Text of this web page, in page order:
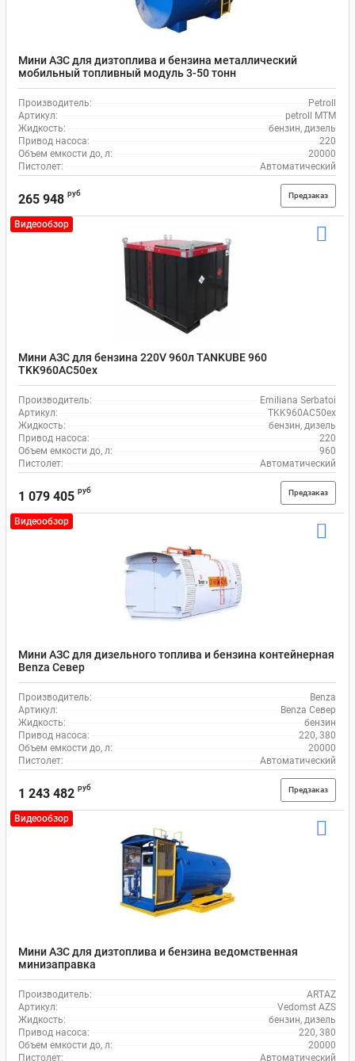
Мини АЗС для дизтоплива и бензина металлический
мобильный топливный модуль 3-50 тонн
Производитель:
Petroll
Артикул:
petroll МТМ
Жидкость:
бензин, дизель
Привод насоса:
220
Объем емкости до, л:
20000
Пистолет:
Автоматический
265 948 руб Предзаказ
Видеообзор
Мини АЗС для бензина 220V 960л TANKUBE 960
TKK960AC50ex
Производитель:
Emiliana Serbatoi
Артикул:
TKK960AC50ex
Жидкость:
бензин, дизель
Привод насоса:
220
Объем емкости до, л:
960
Пистолет:
Автоматический
1 079 405 руб Предзаказ
Видеообзор
Мини АЗС для дизельного топлива и бензина контейнерная
Benza Север
Производитель:
Benza
Артикул:
Benza Север
Жидкость:
бензин
Привод насоса:
220, 380
Объем емкости до, л:
20000
Пистолет:
Автоматический
1 243 482 руб Предзаказ
Видеообзор
Мини АЗС для дизтоплива и бензина ведомственная
минизаправка
Производитель:
ARTAZ
Артикул:
Vedomst AZS
Жидкость:
бензин, дизель
Привод насоса:
220, 380
Объем емкости до, л:
20000
Пистолет:
Автоматический